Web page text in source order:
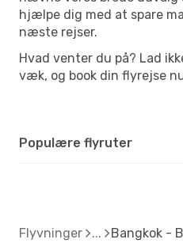
hjælpe dig med at spare
næste rejser.
Hvad venter du på? Lad
væk, og book din flyrejse
Populære flyruter
Flyvninger Bangkok -